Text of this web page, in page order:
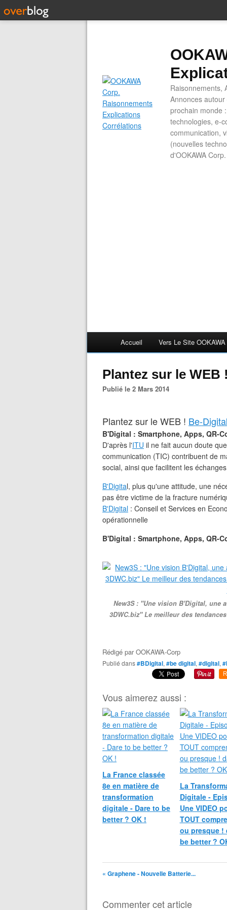
Raisonnements,
Annonces
prochain monde
technologies, e-
communication,
(nouvelles
d'OOKAWA
Accueil Vers Le Site OOKAWA
Plantez sur le WEB
Publié le 2 Mars 2014
Plantez sur le WEB ! Be-
B'Digital : Smartphone, Apps, QR-
D'après l'ITU il ne fait aucun doute
communication (TIC) contribuent de
social, ainsi que facilitent les
B'Digital, plus qu'une attitude, une
pas être victime de la fracture
B'Digital : Conseil et Services en
opérationnelle
B'Digital : Smartphone, Apps, QR-
New3S : "Une vision B'Digital, une
3DWC.biz" Le meilleur des
Rédigé parOOKAWA-Corp
Publié dans#BDigital, #be digital, #digital,
Vous aimerez aussi :
La France classée
8e en matière de
transformation
digitale - Dare to be
better ? OK !
La
Digitale -
Une VIDEO
TOUT
ou presque !
be better ?
« Graphene - Nouvelle Batterie...
Commenter cet article